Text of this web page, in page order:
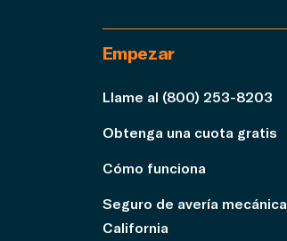
Empezar
Llame al (800) 253-8203
Obtenga una cuota gratis
Cómo funciona
Seguro de avería mecánica
California